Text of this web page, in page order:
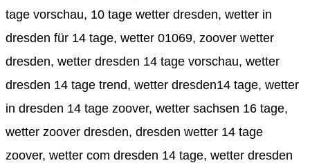
tage vorschau, 10 tage wetter dresden, wetter in
dresden für 14 tage, wetter 01069, zoover wetter
dresden, wetter dresden 14 tage vorschau, wetter
dresden 14 tage trend, wetter dresden14 tage, wetter
in dresden 14 tage zoover, wetter sachsen 16 tage,
wetter zoover dresden, dresden wetter 14 tage
zoover, wetter com dresden 14 tage, wetter dresden